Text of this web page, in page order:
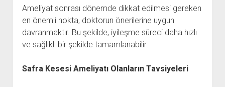
Ameliyat sonrası dönemde dikkat edilmesi gereken
en önemli nokta, doktorun önerilerine uygun
davranmaktır. Bu şekilde, iyileşme süreci daha hızlı
ve sağlıklı bir şekilde tamamlanabilir.
Safra Kesesi Ameliyatı Olanların Tavsiyeleri